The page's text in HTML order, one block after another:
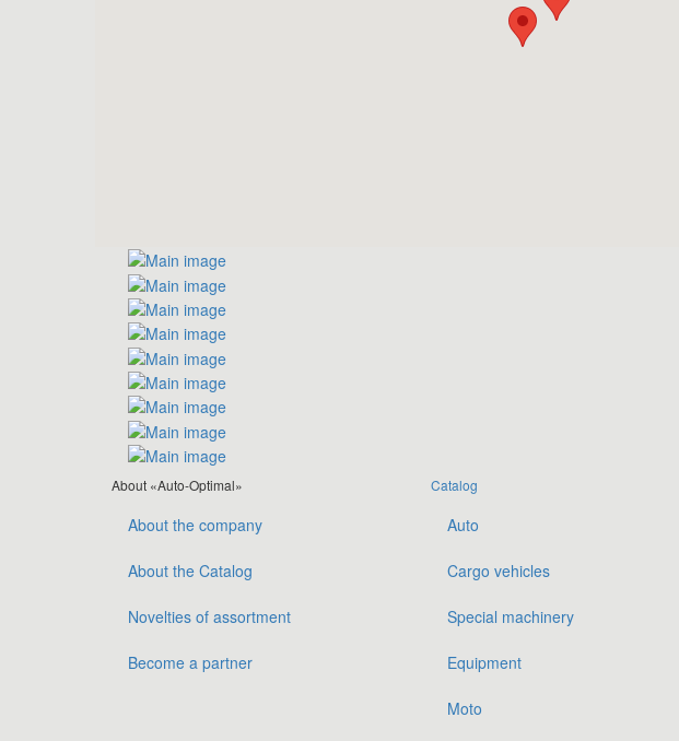
About «Auto-Optimal»
About the company
About the Catalog
Novelties of assortment
Become a partner
Catalog
Auto
Cargo vehicles
Special machinery
Equipment
Moto